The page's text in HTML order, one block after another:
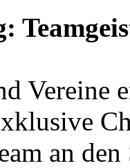
Vereine
an